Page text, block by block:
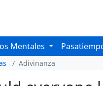
Mentales
Adivinanza